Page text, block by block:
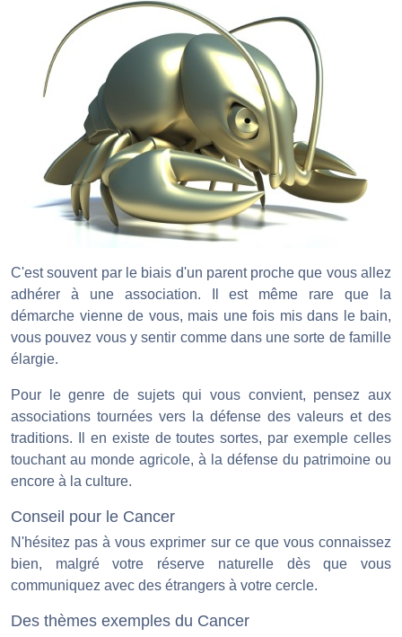
C'est souvent par le biais d'un parent proche que vous allez
adhérer à une association. Il est même rare que la
démarche vienne de vous, mais une fois mis dans le bain,
vous pouvez vous y sentir comme dans une sorte de famille
élargie.
Pour le genre de sujets qui vous convient, pensez aux
associations tournées vers la défense des valeurs et des
traditions. Il en existe de toutes sortes, par exemple celles
touchant au monde agricole, à la défense du patrimoine ou
encore à la culture.
Conseil pour le Cancer
N'hésitez pas à vous exprimer sur ce que vous connaissez
bien, malgré votre réserve naturelle dès que vous
communiquez avec des étrangers à votre cercle.
Des thèmes exemples du Cancer